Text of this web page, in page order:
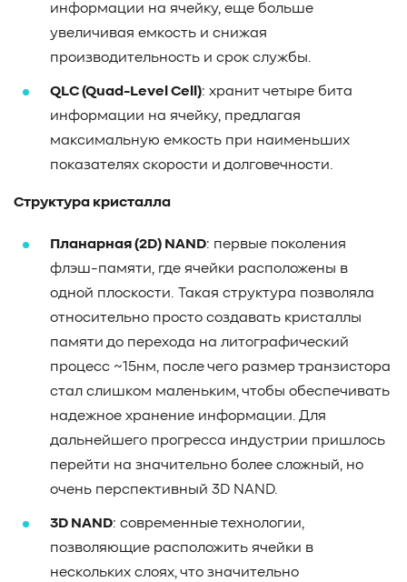
информации на ячейку, еще больше
увеличивая емкость и снижая
производительность и срок службы.
QLC (Quad-Level Cell): хранит четыре бита
информации на ячейку, предлагая
максимальную емкость при наименьших
показателях скорости и долговечности.
Структура кристалла
Планарная (2D) NAND: первые поколения
флэш-памяти, где ячейки расположены в
одной плоскости. Такая структура позволяла
относительно просто создавать кристаллы
памяти до перехода на литографический
процесс ~15нм, после чего размер транзистора
стал слишком маленьким, чтобы обеспечивать
надежное хранение информации. Для
дальнейшего прогресса индустрии пришлось
перейти на значительно более сложный, но
очень перспективный 3D NAND.
3D NAND: современные технологии,
позволяющие расположить ячейки в
нескольких слоях, что значительно